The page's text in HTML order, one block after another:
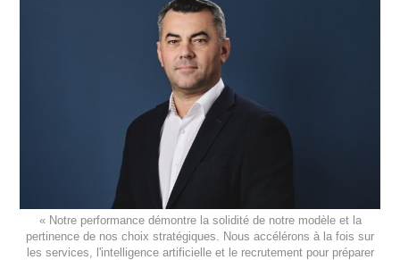
« Notre performance démontre la solidité de notre modèle et la
pertinence de nos choix stratégiques. Nous accélérons à la fois sur
les services, l'intelligence artificielle et le recrutement pour préparer